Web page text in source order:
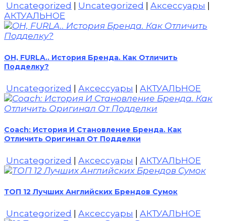
Uncategorized Uncategorized Аксессуары
АКТУАЛЬНОЕ
OH, FURLA.. История Бренда. Как Отличить
Подделку?
Uncategorized | Аксессуары | АКТУАЛЬНОЕ
Coach: История И Становление Бренда. Как
Отличить Оригинал От Подделки
Uncategorized | Аксессуары | АКТУАЛЬНОЕ
ТОП 12 Лучших Английских Брендов Сумок
Uncategorized | Аксессуары | АКТУАЛЬНОЕ